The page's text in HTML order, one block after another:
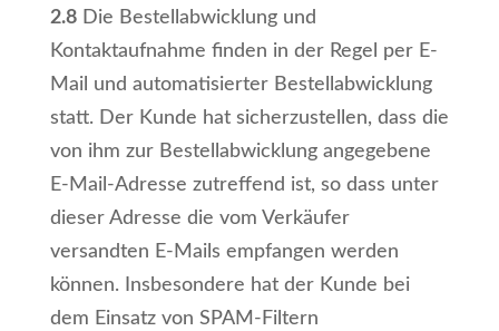
2.8Die Bestellabwicklung und
Kontaktaufnahme finden in der Regel per E-
Mail und automatisierter Bestellabwicklung
statt. Der Kunde hat sicherzustellen, dass die
von ihm zur Bestellabwicklung angegebene
E-Mail-Adresse zutreffend ist, so dass unter
dieser Adresse die vom Verkäufer
versandten E-Mails empfangen werden
können. Insbesondere hat der Kunde bei
dem Einsatz von SPAM-Filtern